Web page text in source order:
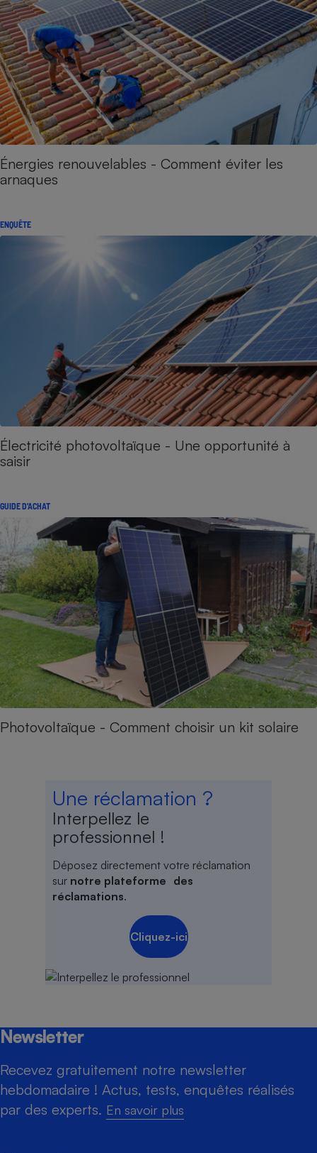
Énergies renouvelables - Comment éviter les
arnaques
ENQUÊTE
Électricité photovoltaïque - Une opportunité à
saisir
GUIDE D'ACHAT
Photovoltaïque - Comment choisir un kit solaire
Une réclamation ?
Interpellez le
professionnel !
Déposez directement votre réclamation
sur notre plateforme des
réclamations.
Cliquez-ici
Newsletter
Recevez gratuitement notre newsletter
hebdomadaire ! Actus, tests, enquêtes réalisés
par des experts. En savoir plus